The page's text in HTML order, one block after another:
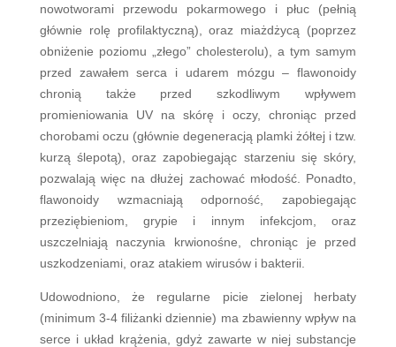
nowotworami przewodu pokarmowego i płuc (pełnią
głównie rolę profilaktyczną), oraz miażdżycą (poprzez
obniżenie poziomu „złego” cholesterolu), a tym samym
przed zawałem serca i udarem mózgu – flawonoidy
chronią także przed szkodliwym wpływem
promieniowania UV na skórę i oczy, chroniąc przed
chorobami oczu (głównie degeneracją plamki żółtej i tzw.
kurzą ślepotą), oraz zapobiegając starzeniu się skóry,
pozwalają więc na dłużej zachować młodość. Ponadto,
flawonoidy wzmacniają odporność, zapobiegając
przeziębieniom, grypie i innym infekcjom, oraz
uszczelniają naczynia krwionośne, chroniąc je przed
uszkodzeniami, oraz atakiem wirusów i bakterii.
Udowodniono, że regularne picie zielonej herbaty
(minimum 3-4 filiżanki dziennie) ma zbawienny wpływ na
serce i układ krążenia, gdyż zawarte w niej substancje